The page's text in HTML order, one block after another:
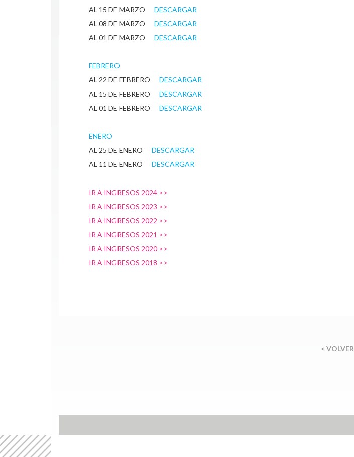
AL 15 DE MARZO DESCARGAR
AL 08 DE MARZO DESCARGAR
AL 01 DE MARZO DESCARGAR
FEBRERO
AL 22 DE FEBRERO DESCARGAR
AL 15 DE FEBRERO DESCARGAR
AL 01 DE FEBRERO DESCARGAR
ENERO
AL 25 DE ENERO DESCARGAR
AL 11 DE ENERO DESCARGAR
IR A INGRESOS 2024 >>
IR A INGRESOS 2023 >>
IR A INGRESOS 2022 >>
IR A INGRESOS 2021 >>
IR A INGRESOS 2020 >>
IR A INGRESOS 2018 >>
< VOLVER